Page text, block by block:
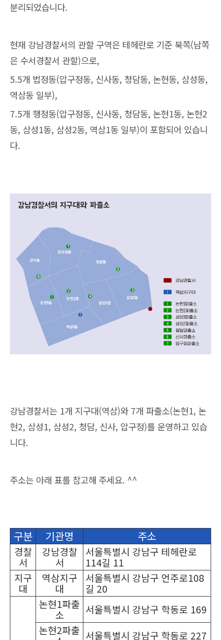
분리되었습니다.
현재 강남경찰서의 관할 구역은 테헤란로 기준 북쪽(남쪽
은 수서경찰서 관할)으로,
5.5개 법정동(압구정동, 신사동, 청담동, 논현동, 삼성동,
역삼동 일부),
7.5개 행정동(압구정동, 신사동, 청담동, 논현1동, 논현2
동, 삼성1동, 삼성2동, 역삼1동 일부)이 포함되어 있습니
다.
강남경찰서는 1개 지구대(역삼)와 7개 파출소(논현1, 논
현2, 삼성1, 삼성2, 청담, 신사, 압구정)를 운영하고 있습
니다.
주소는 아래 표를 참고해 주세요. ^^
구분 기관명 주소
경찰
서
강남경찰
서
서울특별시 강남구 테헤란로
114길 11
지구
대
역삼지구
대
서울특별시 강남구 언주로108
길 20
논현1파출
소
서울특별시 강남구 학동로 169
논현2파출 서울특별시 강남구 학동로 227